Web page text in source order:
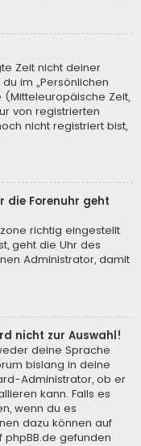
Zeit nicht deiner
im „Persönlichen
Zeit,
von registrierten
nicht registriert bist,
die Forenuhr geht
richtig eingestellt
geht die Uhr des
Administrator, damit
nicht zur Auswahl!
deine Sprache
bislang in deine
Administrator, ob er
kann. Falls es
wenn du es
dazu können auf
phpBB.de gefunden